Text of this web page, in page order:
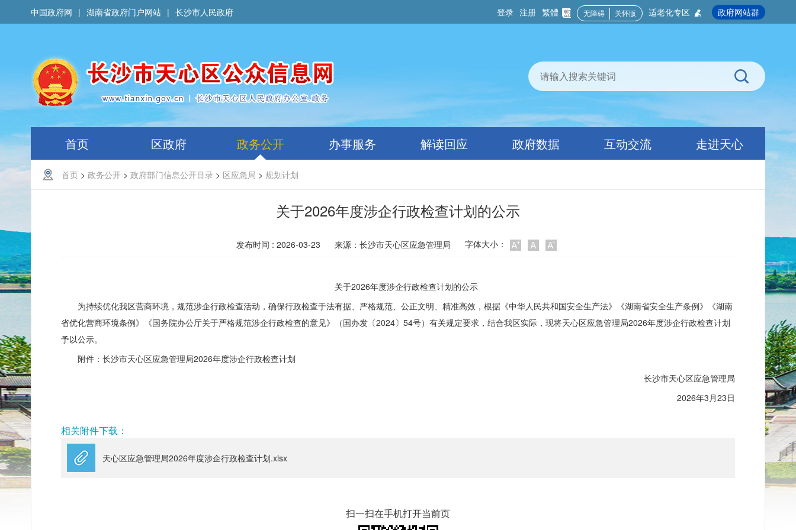
中国政府网 | 湖南省政府门户网站 | 长沙市人民政府 登录 注册 繁體 无障碍 关怀版 适老化专区 政府网站群
首页 区政府 政务公开 办事服务 解读回应 政府数据 互动交流 走进天心
首页 > 政务公开 > 政府部门信息公开目录 > 区应急局 > 规划计划
关于2026年度涉企行政检查计划的公示
发布时间 : 2026-03-23 来源： 长沙市天心区应急管理局 字体大小：
关于2026年度涉企行政检查计划的公示
为持续优化我区营商环境，规范涉企行政检查活动， 确保行政检查于法有据、严格规范、公正文明、精准高效， 根据 《中华人民共和国安全生产法》《湖南省安全生产条例》 《湖南
省优化营商环境条例》
《国务院办公厅关于严格规范涉企行政检查的意见》（国办发〔2024〕 54号） 有关规定要求，结合我区实际，现将天心区应急管理局2026年度涉企行政检查计划
予以公示。
附件：长沙市天心区应急管理局2026年度涉企行政检查计划
长沙市天心区应急管理局
2026年3月23日
相关附件下载：
天心区应急管理局2026年度涉企行政检查计划.xlsx
扫一扫在手机打开当前页